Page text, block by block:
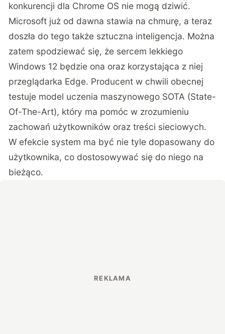
konkurencji dla Chrome OS nie mogą dziwić.
Microsoft już od dawna stawia na chmurę, a teraz
doszła do tego także sztuczna inteligencja. Można
zatem spodziewać się, że sercem lekkiego
Windows 12 będzie ona oraz korzystająca z niej
przeglądarka Edge. Producent w chwili obecnej
testuje model uczenia maszynowego SOTA (State-
Of-The-Art), który ma pomóc w zrozumieniu
zachowań użytkowników oraz treści sieciowych.
W efekcie system ma być nie tyle dopasowany do
użytkownika, co dostosowywać się do niego na
bieżąco.